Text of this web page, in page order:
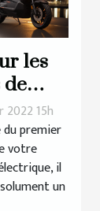
les
2022 15h
du premier
votre
il
un